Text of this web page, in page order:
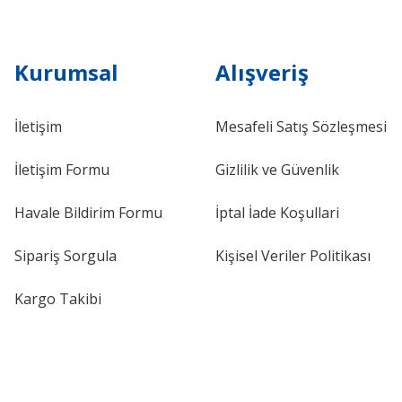
Kurumsal
İletişim
İletişim Formu
Havale Bildirim Formu
Sipariş Sorgula
Kargo Takibi
Alışveriş
Mesafeli Satış Sözleşmesi
Gizlilik ve Güvenlik
İptal İade Koşullari
Kişisel Veriler Politikası